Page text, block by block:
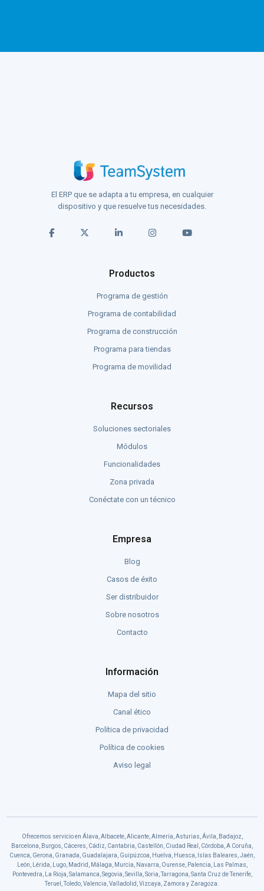
El ERP que se adapta a tu empresa, en cualquier
dispositivo y que resuelve tus necesidades.
Productos
Programa de gestión
Programa de contabilidad
Programa de construcción
Programa para tiendas
Programa de movilidad
Recursos
Soluciones sectoriales
Módulos
Funcionalidades
Zona privada
Conéctate con un técnico
Empresa
Blog
Casos de éxito
Ser distribuidor
Sobre nosotros
Contacto
Información
Mapa del sitio
Canal ético
Política de privacidad
Política de cookies
Aviso legal
Ofrecemos servicio en Álava, Albacete, Alicante, Almería, Asturias, Ávila, Badajoz,
Barcelona, Burgos, Cáceres, Cádiz, Cantabria, Castellón, Ciudad Real, Córdoba, A Coruña,
Cuenca, Gerona, Granada, Guadalajara, Guipúzcoa, Huelva, Huesca, Islas Baleares, Jaén,
León, Lérida, Lugo, Madrid, Málaga, Murcia, Navarra, Ourense, Palencia, Las Palmas,
Pontevedra, La Rioja, Salamanca, Segovia, Sevilla, Soria, Tarragona, Santa Cruz de Tenerife,
Teruel, Toledo, Valencia, Valladolid, Vizcaya, Zamora y Zaragoza.